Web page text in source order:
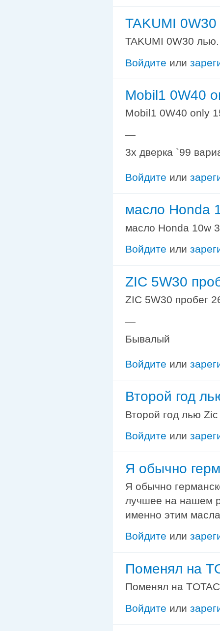
TAKUMI
TAKUMI 0W30
Войдите или
Mobil1 0W40
Mobil1 0W40 only
—
3х дверка `99
Войдите или
масло Honda
масло Honda 10w
Войдите или
ZIC 5W30
ZIC 5W30 пробег
—
Бывалый
Войдите или
Второй год
Второй год лью
Войдите или
Я обычно
Я обычно
лучшее на нашем
именно этим
Войдите или
Поменял на
Поменял на
Войдите или